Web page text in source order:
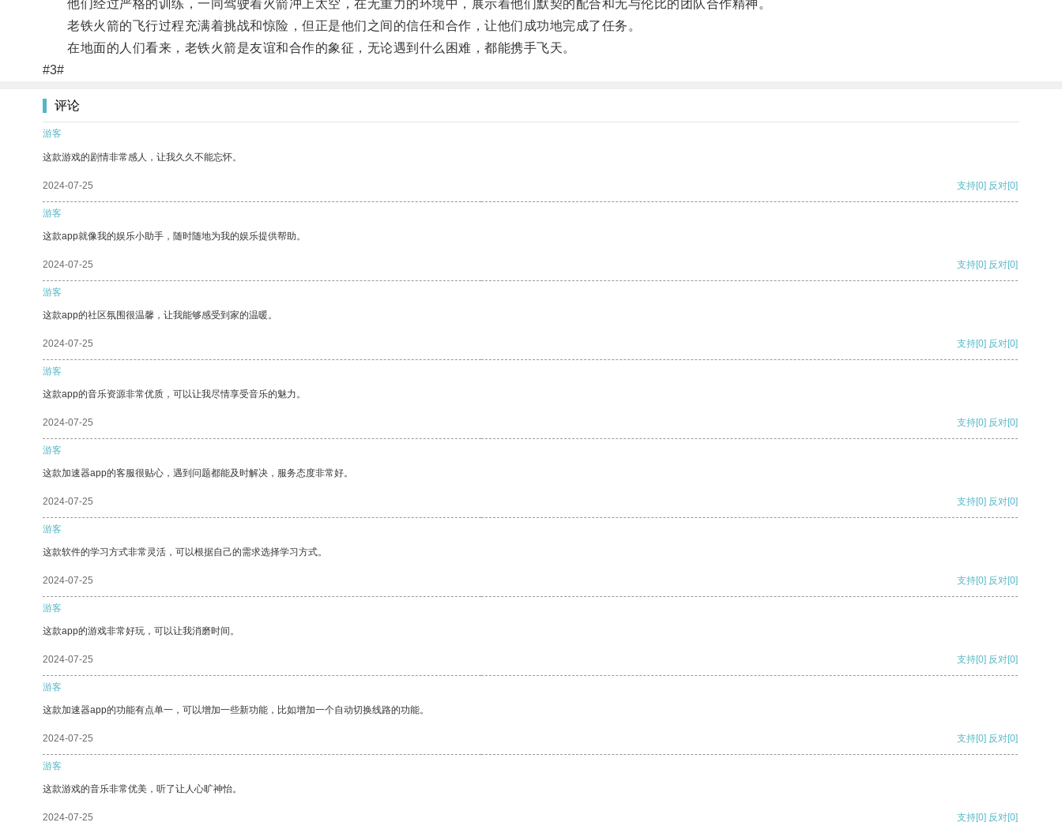
他们经过严格的训练，一同驾驶着火箭冲上太空，在无重力的环境中，展示着他们默契的配合和无与伦比的团队合作精神。
老铁火箭的飞行过程充满着挑战和惊险，但正是他们之间的信任和合作，让他们成功地完成了任务。
在地面的人们看来，老铁火箭是友谊和合作的象征，无论遇到什么困难，都能携手飞天。
#3#
评论
游客
这款游戏的剧情非常感人，让我久久不能忘怀。
2024-07-25 支持[0] 反对[0]
游客
这款app就像我的娱乐小助手，随时随地为我的娱乐提供帮助。
2024-07-25 支持[0] 反对[0]
游客
这款app的社区氛围很温馨，让我能够感受到家的温暖。
2024-07-25 支持[0] 反对[0]
游客
这款app的音乐资源非常优质，可以让我尽情享受音乐的魅力。
2024-07-25 支持[0] 反对[0]
游客
这款加速器app的客服很贴心，遇到问题都能及时解决，服务态度非常好。
2024-07-25 支持[0] 反对[0]
游客
这款软件的学习方式非常灵活，可以根据自己的需求选择学习方式。
2024-07-25 支持[0] 反对[0]
游客
这款app的游戏非常好玩，可以让我消磨时间。
2024-07-25 支持[0] 反对[0]
游客
这款加速器app的功能有点单一，可以增加一些新功能，比如增加一个自动切换线路的功能。
2024-07-25 支持[0] 反对[0]
游客
这款游戏的音乐非常优美，听了让人心旷神怡。
2024-07-25 支持[0] 反对[0]